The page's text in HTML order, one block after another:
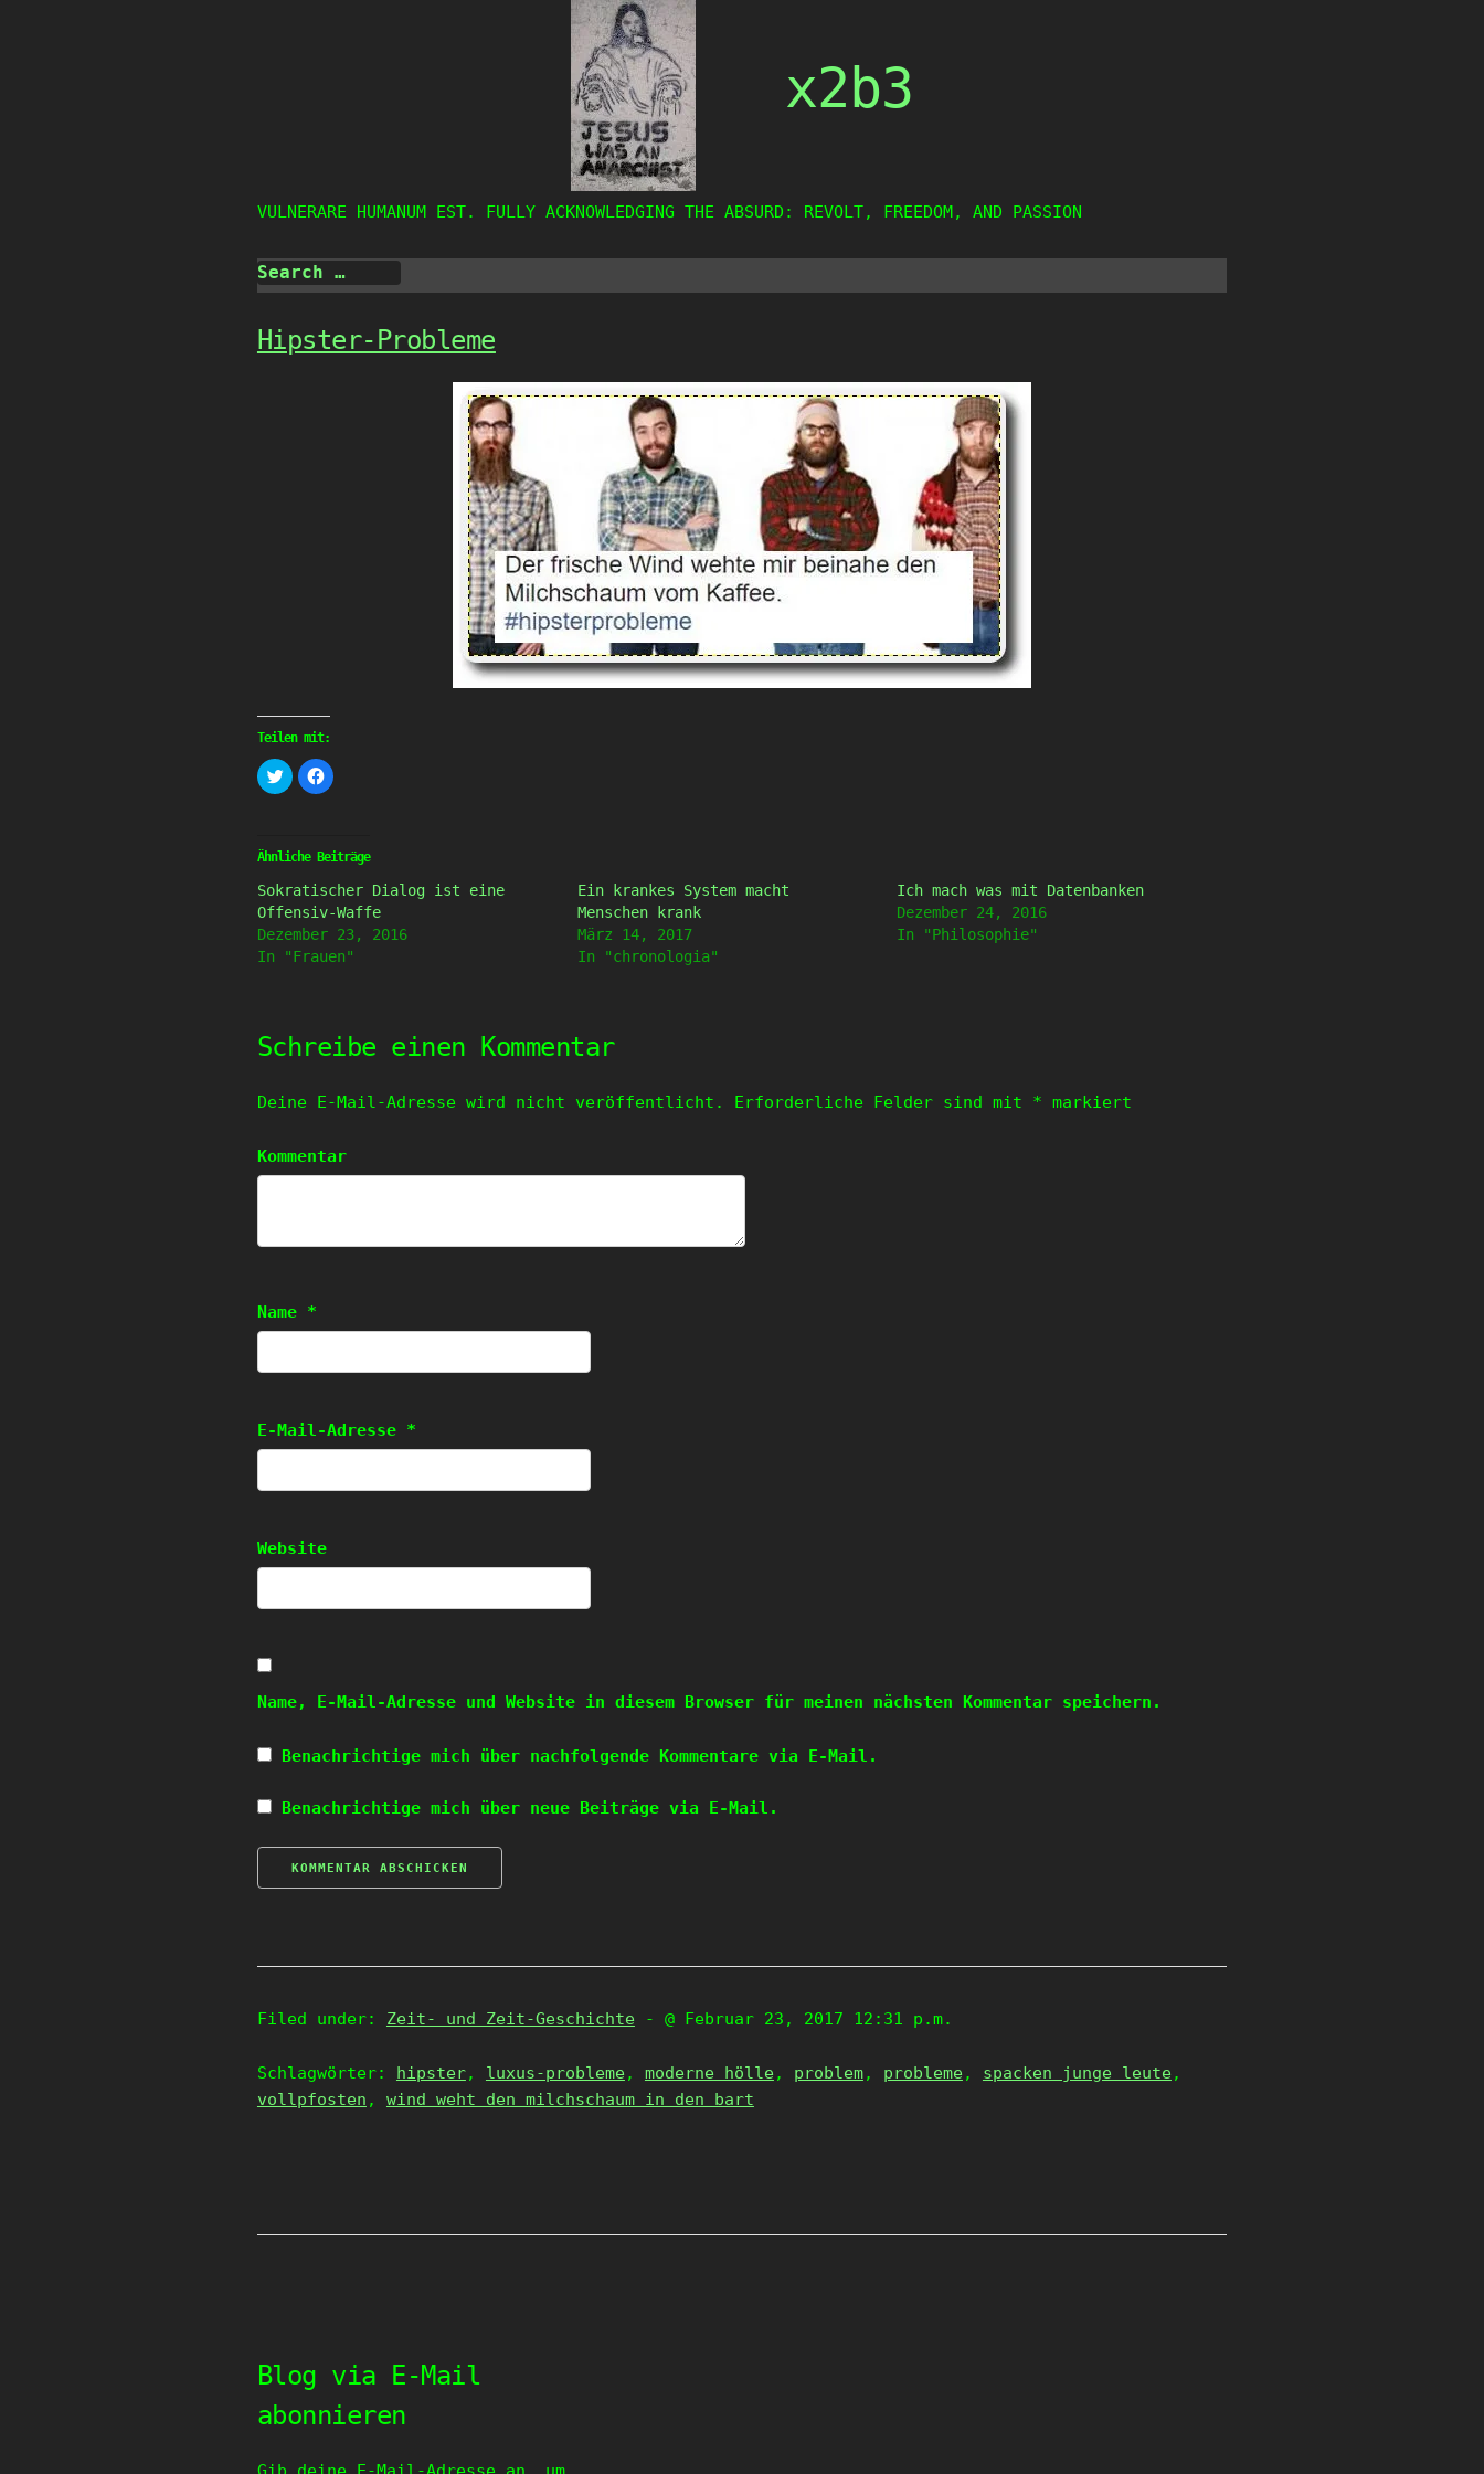
x2b3
VULNERARE HUMANUM EST. FULLY ACKNOWLEDGING THE ABSURD: REVOLT, FREEDOM, AND PASSION
Hipster-Probleme
Teilen mit:
Klick,
um
über
(Wird
in
Fenster
geöffnet)
Klick,
um
(Wird
in
Fenster
geöffnet)
Ähnliche Beiträge
Sokratischer Dialog ist eine
Offensiv-Waffe
Dezember 23, 2016
In "Frauen"
Ein krankes System macht
Menschen krank
März 14, 2017
In "chronologia"
Ich mach was mit Datenbanken
Dezember 24, 2016
In "Philosophie"
Schreibe einen Kommentar
Deine E-Mail-Adresse wird nicht veröffentlicht. Erforderliche Felder sind mit * markiert
Kommentar
Name *
E-Mail-Adresse *
Website
Name, E-Mail-Adresse und Website in diesem Browser für meinen nächsten Kommentar speichern.
Benachrichtige mich über nachfolgende Kommentare via E-Mail.
Benachrichtige mich über neue Beiträge via E-Mail.
Filed under: Zeit- und Zeit-Geschichte - @ Februar 23, 2017 12:31 p.m.
Schlagwörter: hipster, luxus-probleme, moderne hölle, problem, probleme, spacken junge leute,
vollpfosten , wind weht den milchschaum in den bart
Blog via E-Mail
abonnieren